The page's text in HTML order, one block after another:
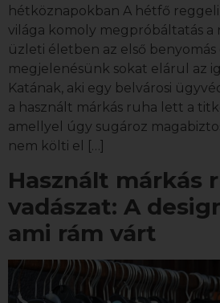
hétköznapokban A hétfő
világa komoly megpróbáltatás
üzleti életben az első benyomás
megjelenésünk sokat elárul az
Katának, aki egy belvárosi
a használt márkás ruha lett a
amellyel úgy sugároz
nem költi el […]
Használt márkás
vadászat: A
ami rám várt